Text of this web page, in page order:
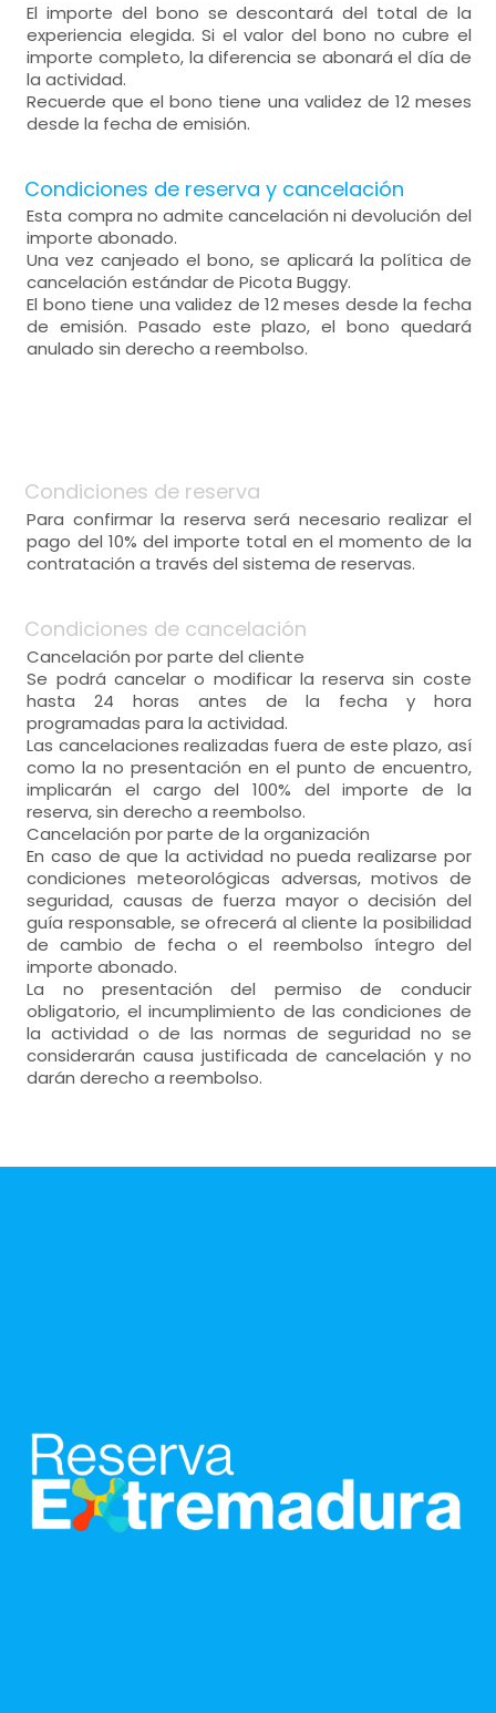
El importe del bono se descontará del total de la
experiencia elegida. Si el valor del bono no cubre el
importe completo, la diferencia se abonará el día de
la actividad.
Recuerde que el bono tiene una validez de 12 meses
desde la fecha de emisión.
Condiciones de reserva y cancelación
Esta compra no admite cancelación ni devolución del
importe abonado.
Una vez canjeado el bono, se aplicará la política de
cancelación estándar de Picota Buggy.
El bono tiene una validez de 12 meses desde la fecha
de emisión. Pasado este plazo, el bono quedará
anulado sin derecho a reembolso.
Condiciones de reserva
Para confirmar la reserva será necesario realizar el
pago del 10% del importe total en el momento de la
contratación a través del sistema de reservas.
Condiciones de cancelación
Cancelación por parte del cliente
Se podrá cancelar o modificar la reserva sin coste
hasta 24 horas antes de la fecha y hora
programadas para la actividad.
Las cancelaciones realizadas fuera de este plazo, así
como la no presentación en el punto de encuentro,
implicarán el cargo del 100% del importe de la
reserva, sin derecho a reembolso.
Cancelación por parte de la organización
En caso de que la actividad no pueda realizarse por
condiciones meteorológicas adversas, motivos de
seguridad, causas de fuerza mayor o decisión del
guía responsable, se ofrecerá al cliente la posibilidad
de cambio de fecha o el reembolso íntegro del
importe abonado.
La no presentación del permiso de conducir
obligatorio, el incumplimiento de las condiciones de
la actividad o de las normas de seguridad no se
considerarán causa justificada de cancelación y no
darán derecho a reembolso.